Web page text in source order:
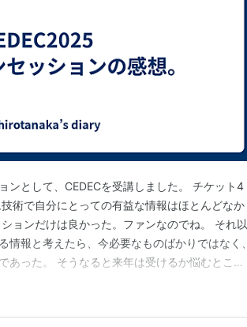
ンとして、CEDECを受講しました。 チケット4
術で自分にとっての有益な情報はほとんどなか
ョンだけは良かった。ファンなのでね。 それ以
情報と考えたら、今必要なものばかりではなく、
あった。 そうなると来年は受けるか悩むところ
として、このゲーム開発会議は良いかもしれな